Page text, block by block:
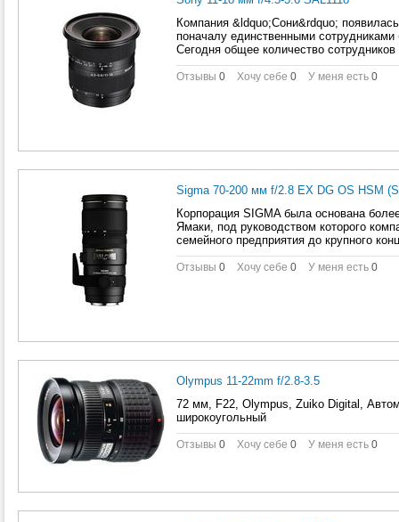
Компания &ldquo;Сони&rdquo;
поначалу единственными
Сегодня общее количество
Отзывы 0 Хочу себе 0 У меня есть 0
Sigma 70-200 мм f/2.8 EX DG OS HSM
Корпорация SIGMA была основана
Ямаки, под руководством которого
семейного предприятия до крупного
Отзывы 0 Хочу себе 0 У меня есть 0
Olympus 11-22mm f/2.8-3.5
72 мм, F22, Olympus, Zuiko Digital,
широкоугольный
Отзывы 0 Хочу себе 0 У меня есть 0